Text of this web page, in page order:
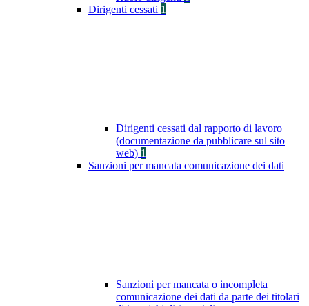
Dirigenti cessati 1
Dirigenti cessati dal rapporto di lavoro
(documentazione da pubblicare sul sito
web) 1
Sanzioni per mancata comunicazione dei dati
Sanzioni per mancata o incompleta
comunicazione dei dati da parte dei titolari